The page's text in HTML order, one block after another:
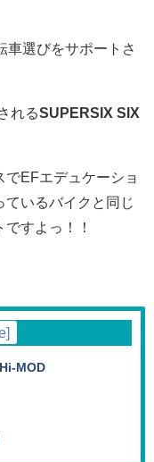
車選びをサポートさ
れるSUPERSIX SIX
でEFエデュケーショ
ているバイクと同じ
すよっ！！
]
MOD